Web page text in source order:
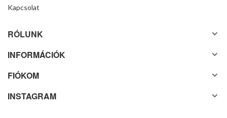
Kapcsolat
RÓLUNK
INFORMÁCIÓK
FIÓKOM
INSTAGRAM